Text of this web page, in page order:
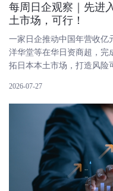
每周日企观察｜先进
土市场，可行！
一家日企推动中国年营收亿
洋华堂等在华日资商超，完
拓日本本土市场，打造风险
2026-07-27